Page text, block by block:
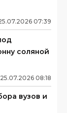
.07.2026 07:39
соляной
25.07.2026 08:18
вузов и